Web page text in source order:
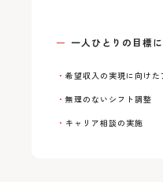
一人ひとりの目標
希望収入の実現に向けた
無理のないシフト調整
キャリア相談の実施